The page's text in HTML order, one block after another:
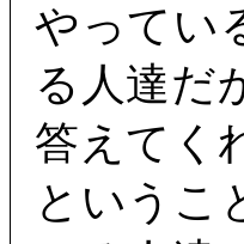
やってい
る人達だ
答えてく
というこ